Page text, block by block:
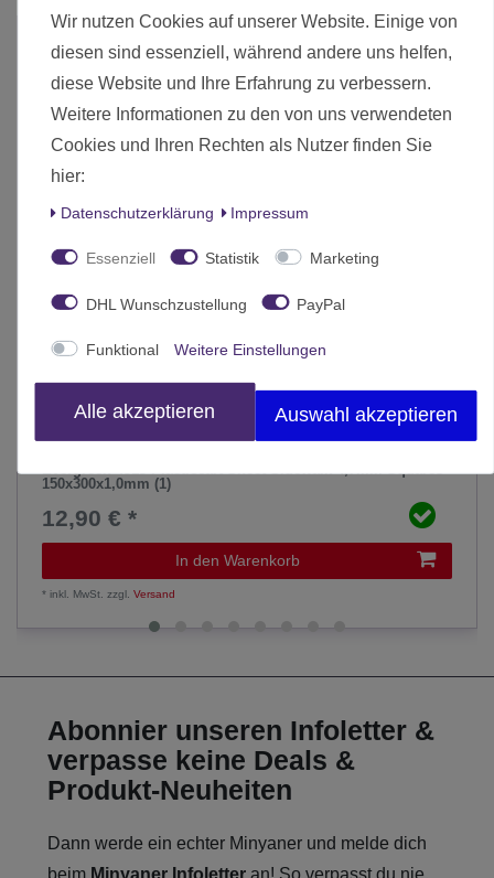
Evergreen 4515 Plasticcart Sheet Sidewalk 4,7mm Squares
150x300x1,0mm (1)
12,90 € *
In den Warenkorb
*inkl. MwSt. zzgl.Versand
Abonnier unseren Infoletter &
verpasse keine Deals &
Produkt-Neuheiten
Dann werde ein echter Minyaner und melde dich
beim Minyaner Infoletter an! So verpasst du nie,
Wir nutzen Cookies auf unserer Website. Einige von
diesen sind essenziell, während andere uns helfen,
diese Website und Ihre Erfahrung zu verbessern.
Weitere Informationen zu den von uns verwendeten
Cookies und Ihren Rechten als Nutzer finden Sie
hier:
Daten­schutz­erklärung Impressum
Essenziell Statistik Marketing
DHL Wunschzustellung PayPal
Funktional Weitere Einstellungen
Alle akzeptieren Auswahl akzeptieren